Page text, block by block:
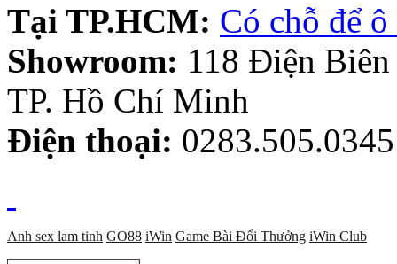
Tại TP.HCM: Có chỗ để
Showroom: 118 Điện
TP. Hồ Chí Minh
Điện thoại:
Anh sex lam tinh GO88 iWin Game Bài Đổi Thưởng iWin Club